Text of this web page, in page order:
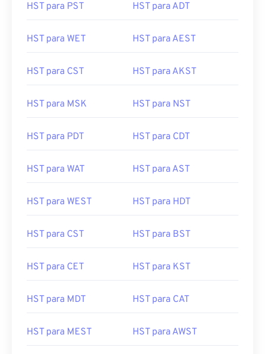
HST para PST HST para ADT
HST para WET HST para AEST
HST para CST HST para AKST
HST para MSK HST para NST
HST para PDT HST para CDT
HST para WAT HST para AST
HST para WEST HST para HDT
HST para CST HST para BST
HST para CET HST para KST
HST para MDT HST para CAT
HST para MEST HST para AWST